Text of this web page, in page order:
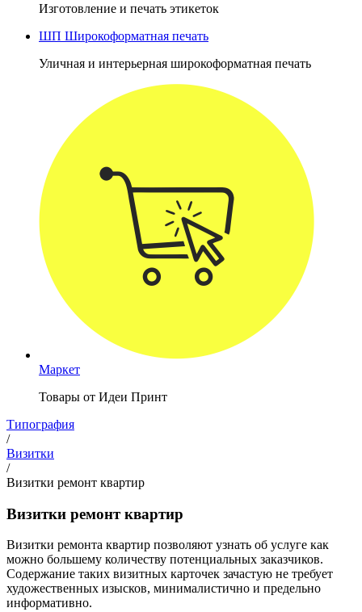
Изготовление и печать этикеток
ШП Широкоформатная печать
Уличная и интерьерная широкоформатная печать
Маркет
Товары от Идеи Принт
Типография
/
Визитки
/
Визитки ремонт квартир
Визитки ремонт квартир
Визитки ремонта квартир позволяют узнать об услуге как
можно большему количеству потенциальных заказчиков.
Содержание таких визитных карточек зачастую не требует
художественных изысков, минималистично и предельно
информативно.